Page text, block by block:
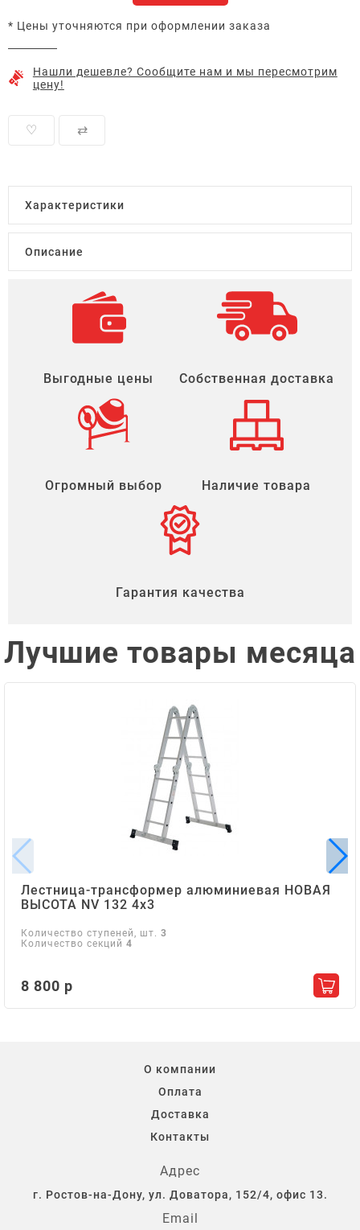
* Цены уточняются при оформлении заказа
Нашли дешевле? Сообщите нам и мы пересмотрим
цену!
♡ ⇄
Характеристики
Описание
Выгодные цены Собственная доставка
Огромный выбор Наличие товара
Гарантия качества
Лучшие товары месяца
Лестница-трансформер алюминиевая НОВАЯ
ВЫСОТА NV 132 4х3
Количество ступеней, шт. 3
Количество секций 4
8 800 р
О компании
Оплата
Доставка
Контакты
Адрес
г. Ростов-на-Дону, ул. Доватора, 152/4, офис 13.
Email